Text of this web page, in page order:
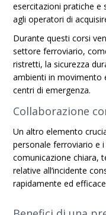
esercitazioni pratiche e
agli operatori di
Durante questi corsi
settore ferroviario,
ristretti, la sicurezza
ambienti in movimento
centri di emergenza.
Collaborazione
Un altro elemento
personale ferroviario e
comunicazione chiara,
relative all’incidente
rapidamente ed